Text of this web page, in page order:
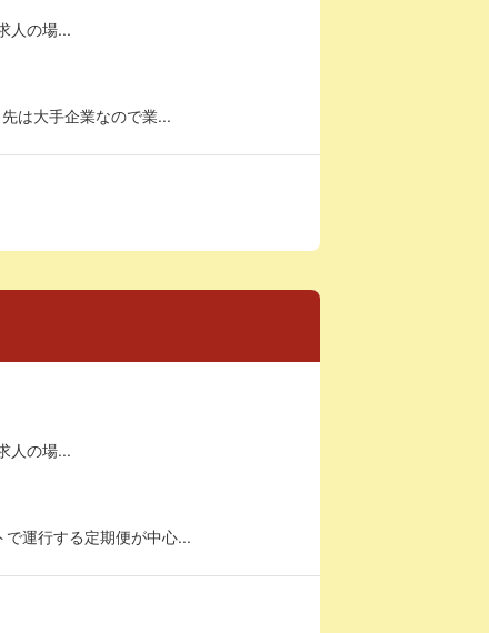
人の場...
は大手企業なので業...
人の場...
運行する定期便が中心...